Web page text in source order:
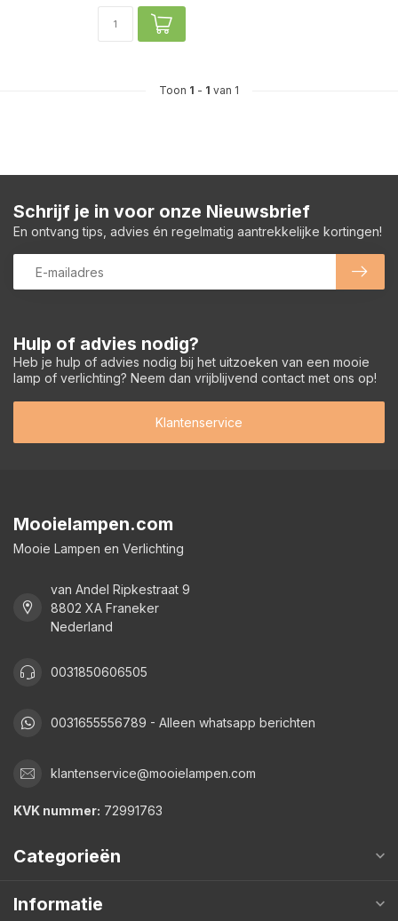
Toon 1 - 1 van 1
Hulp of advies nodig?
Heb je hulp of advies nodig bij het uitzoeken van een mooie
lamp of verlichting? Neem dan vrijblijvend contact met ons op!
Klantenservice
Schrijf je in voor onze Nieuwsbrief
En ontvang tips, advies én regelmatig aantrekkelijke kortingen!
Mooielampen.com
Mooie Lampen en Verlichting
van Andel Ripkestraat 9
8802 XA Franeker
Nederland
0031850606505
0031655556789 - Alleen whatsapp berichten
klantenservice@mooielampen.com
KVK nummer: 72991763
Categorieën
Informatie